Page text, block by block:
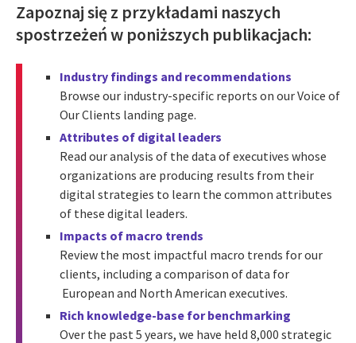
Zapoznaj się z przykładami naszych
spostrzeżeń w poniższych publikacjach:
Industry findings and recommendations
Browse our industry-specific reports on our Voice of
Our Clients landing page.
Attributes of digital leaders
Read our analysis of the data of executives whose
organizations are producing results from their
digital strategies to learn the common attributes
of these digital leaders.
Impacts of macro trends
Review the most impactful macro trends for our
clients, including a comparison of data for
European and North American executives.
Rich knowledge-base for benchmarking
Over the past 5 years, we have held 8,000 strategic